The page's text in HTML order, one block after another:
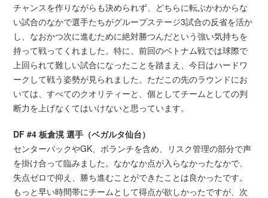
チャンスを作りながらも決められず、どちらに転ぶかわからな
い試合のなかで選手たちがグループステージ3試合の反省を活か
し、なおかつ次に進むために絶対勝つんだという強い気持ちを
持って戦ってくれました。特に、前回のベトナム戦では球際で
上回られて難しい試合になったことを踏まえ、今日はハードワ
ークして戦う姿勢が見られました。ただこの先のラウンドにお
いては、すべてのクオリティーと、個としてチームとしての判
断力を上げなくてはいけないと思っています。
DF #4 板倉滉 選手（ベガルタ仙台）
センターバックやGK、ボランチを含め、リスク管理の部分で声
を掛け合って臨みました。なかなか点が入らなかったなかで、
失点ゼロで抑え、勝ち進むことができたことは良かったです。
もっと早い時間帯にチームとして得点が欲しかったですが、次